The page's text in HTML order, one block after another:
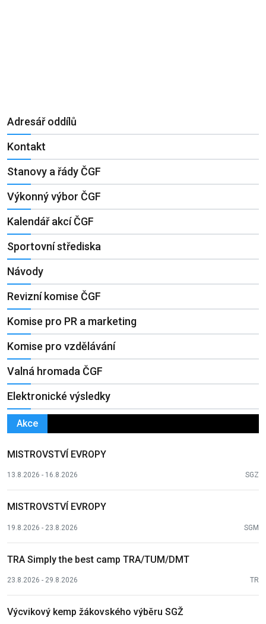
Adresář oddílů
Kontakt
Stanovy a řády ČGF
Výkonný výbor ČGF
Kalendář akcí ČGF
Sportovní střediska
Návody
Revizní komise ČGF
Komise pro PR a marketing
Komise pro vzdělávání
Valná hromada ČGF
Elektronické výsledky
Akce
MISTROVSTVÍ EVROPY
13.8.2026 - 16.8.2026 SGZ
MISTROVSTVÍ EVROPY
19.8.2026 - 23.8.2026 SGM
TRA Simply the best camp TRA/TUM/DMT
23.8.2026 - 29.8.2026 TR
Výcvikový kemp žákovského výběru SGŽ